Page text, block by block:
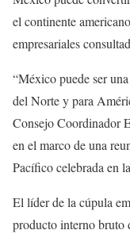
el continente
empresariales
“México puede ser
del Norte y para
Consejo Coordinador
en el marco de una
Pacífico celebrada en
El líder de la cúpula
producto interno bruto